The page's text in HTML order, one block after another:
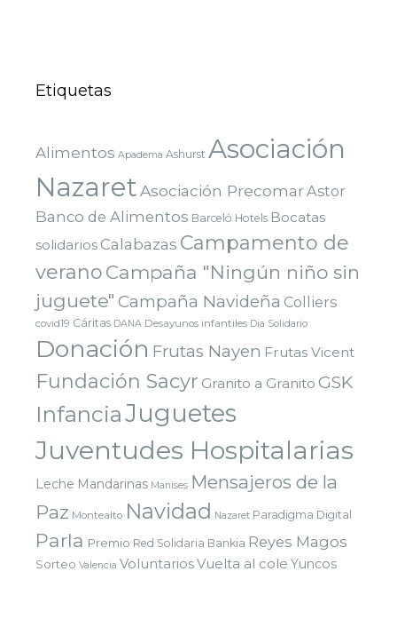
Etiquetas
Alimentos Apadema Ashurst Asociación
NazaretAsociación PrecomarAstor
Banco de Alimentos Barceló Hotels Bocatas
solidarios Calabazas Campamento de
verano Campaña "Ningún niño sin
juguete" Campaña Navideña Colliers
covid19 Cáritas DANA Desayunos infantiles Dia Solidario
Donación Frutas Nayen Frutas Vicent
Fundación Sacyr Granito a Granito GSK
InfanciaJuguetes
Juventudes Hospitalarias
Leche Mandarinas Manises Mensajeros de la
Paz Montealto Navidad Nazaret Paradigma Digital
Parla Premio Red Solidaria Bankia Reyes Magos
Sorteo Valencia VoluntariosVuelta al cole Yuncos